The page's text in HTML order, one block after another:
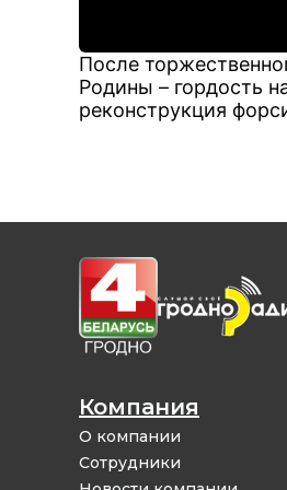
После
Родины – гордость
реконструкция
Компания
О компании
Сотрудники